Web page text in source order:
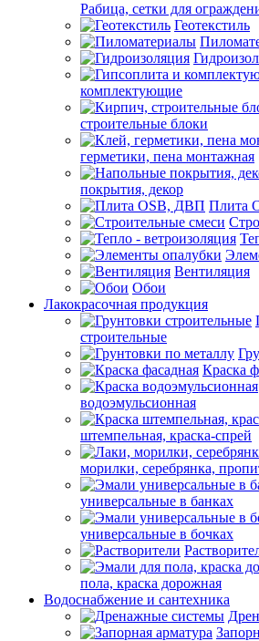
Рабица, сетки для
Геотекстиль
комплектующие
строительные блоки
герметики, пена монтажная
покрытия, декор
Плита
Вентиляция
Обои
Лакокрасочная продукция
строительные
Краска
водоэмульсионная
штемпельная, краска-спрей
морилки, серебрянка,
универсальные в банках
универсальные в бочках
пола, краска дорожная
Водоснабжение и сантехника